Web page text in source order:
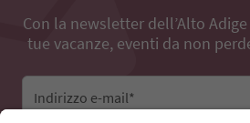
Con la newsletter dell’Alto
tue vacanze, eventi da non
Indirizzo e-mail*